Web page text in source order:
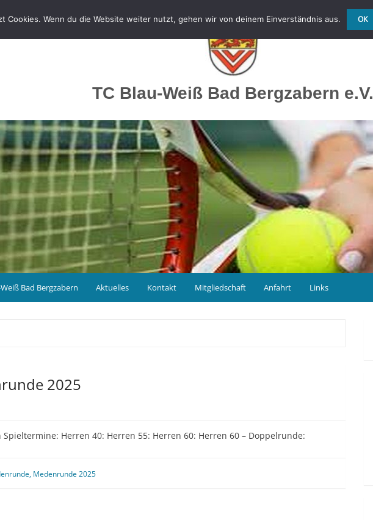
TC Blau-Weiß Bad Bergzabern e.V.
Bad Bergzabern Aktuelles Kontakt Mitgliedschaft Anfahrt Links
2025
Herren 40: Herren 55: Herren 60: Herren 60 – Doppelrunde:
, Medenrunde 2025
Cookies. Wenn du die Website weiter nutzt, gehen wir von deinem Einverständnis aus. OK